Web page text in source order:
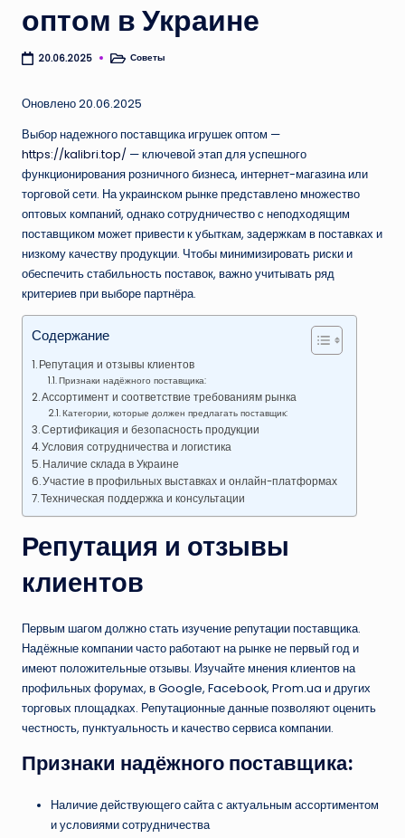
оптом в Украине
20.06.2025
Опубликовано
Советы
Оновлено 20.06.2025
Выбор надежного поставщика игрушек оптом —
https://kalibri.top/ — ключевой этап для успешного
функционирования розничного бизнеса, интернет-магазина или
торговой сети. На украинском рынке представлено множество
оптовых компаний, однако сотрудничество с неподходящим
поставщиком может привести к убыткам, задержкам в поставках и
низкому качеству продукции. Чтобы минимизировать риски и
обеспечить стабильность поставок, важно учитывать ряд
критериев при выборе партнёра.
Содержание
Репутация и отзывы клиентов
Признаки надёжного поставщика:
Ассортимент и соответствие требованиям рынка
Категории, которые должен предлагать поставщик:
Сертификация и безопасность продукции
Условия сотрудничества и логистика
Наличие склада в Украине
Участие в профильных выставках и онлайн-платформах
Техническая поддержка и консультации
Репутация и отзывы
клиентов
Первым шагом должно стать изучение репутации поставщика.
Надёжные компании часто работают на рынке не первый год и
имеют положительные отзывы. Изучайте мнения клиентов на
профильных форумах, в Google, Facebook, Prom.ua и других
торговых площадках. Репутационные данные позволяют оценить
честность, пунктуальность и качество сервиса компании.
Признаки надёжного поставщика:
Наличие действующего сайта с актуальным ассортиментом
и условиями сотрудничества